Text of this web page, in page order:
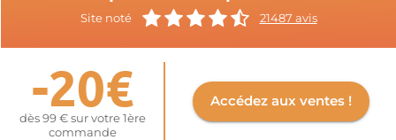
Site noté 21487 avis
-20€
dès 99 € sur votre 1ère
commande
Accédez aux ventes !